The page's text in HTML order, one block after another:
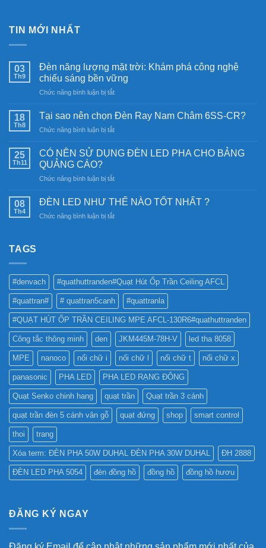
TIN MỚI NHẤT
03
Th9
Đèn năng lượng mặt trời: Khám phá công nghệ
chiếu sáng bền vững
Chức năng bình luận bị tắtở
năng
mặt
Khám
nghệ
sáng
18
Th8
Tại sao nên chọn Đèn Ray Nam Châm 6SS-CR?
Chức năng bình luận bị tắtở
sao
Đèn
Nam
6SS-
25
Th11
CÓ NÊN SỬ DỤNG ĐÈN LED PHA CHO BẢNG
QUẢNG CÁO?
Chức năng bình luận bị tắtở
NÊN
DỤNG
QUẢNG
CÁO?
08
Th4
ĐÈN LED NHƯ THẾ NÀO TỐT NHẤT ?
Chức năng bình luận bị tắtở
TỐT
NHẤT
?
TAGS
#denvach #quathuttranden#Quạt Hút Ốp Trần Ceiling AFCL
#quattran# # quattran5canh #quattranla
#QUẠT HÚT ỐP TRẦN CEILING MPE AFCL-130R6#quathuttranden
Công tắc thông minh den JKM445M-78H-V led tha 8058
MPE nanoco nối chữ i nối chữ l nối chữ t nối chữ x
panasonic PHA LED PHA LED RẠNG ĐÔNG
Quạt Senko chinh hang quạt trần Quạt trần 3 cánh
quạt trần đèn 5 cánh vân gỗ quạt đứng shop smart control
thoi trang
Xóa term: ĐÈN PHA 50W DUHAL ĐÈN PHA 30W DUHAL ĐH 2888
ĐÈN LED PHA 5054 đèn đồng hồ đồng hồ đồng hồ hươu
ĐĂNG KÝ NGAY